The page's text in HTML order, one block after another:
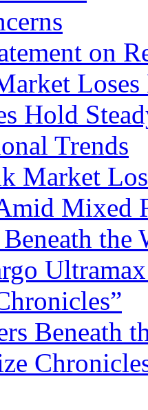
on
Market
Mixed
Beneath